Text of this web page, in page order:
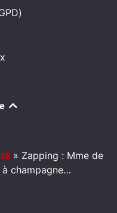
» Zapping : Mme de
champagne…